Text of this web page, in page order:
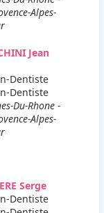
Alpes-
Jean
Dentiste
Dentiste
Du-Rhone -
Alpes-
Serge
Dentiste